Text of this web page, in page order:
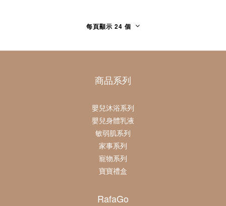
每頁顯示 24 個
商品系列
嬰兒沐浴系列
嬰兒身體乳液
敏弱肌系列
家事系列
寵物系列
寶寶禮盒
RafaGo